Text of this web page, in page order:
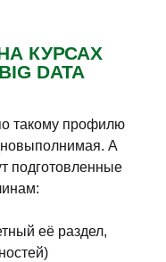
КУРСАХ
DATA
такому профилю
А
подготовленные
её раздел,